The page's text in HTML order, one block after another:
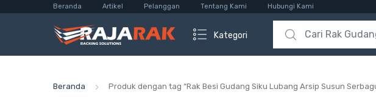
Beranda Artikel Pelanggan Tentang Kami Hubungi Kami
Kategori
Search for:
Beranda Produk dengan tag “Rak Besi Gudang Siku Lubang Arsip Susun